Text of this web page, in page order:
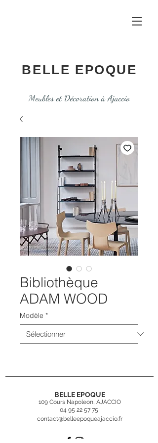
BELLE EPOQUE
Meubles et Décoration à Ajaccio
Bibliothèque
ADAM WOOD
Modèle *
BELLE EPOQUE
109 Cours Napoleon, AJACCIO
04 95 22 57 75
contact@belleepoqueajaccio.fr